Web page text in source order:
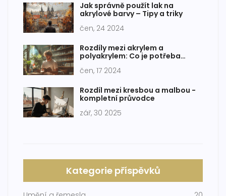
Jak správně použít lak na
akrylové barvy – Tipy a triky
čen, 24 2024
Rozdíly mezi akrylem a
polyakrylem: Co je potřeba
čen, 17 2024
Rozdíl mezi kresbou a malbou -
kompletní průvodce
zář, 30 2025
Kategorie příspěvků